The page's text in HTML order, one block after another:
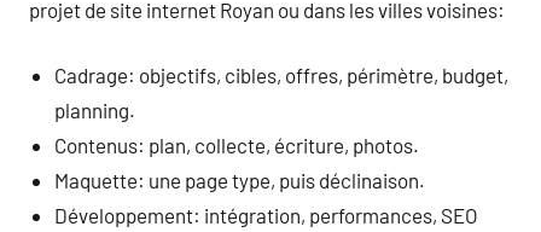
projet de site internet Royan ou dans les villes voisines:
Cadrage: objectifs, cibles, offres, périmètre, budget,
planning.
Contenus: plan, collecte, écriture, photos.
Maquette: une page type, puis déclinaison.
Développement: intégration, performances, SEO